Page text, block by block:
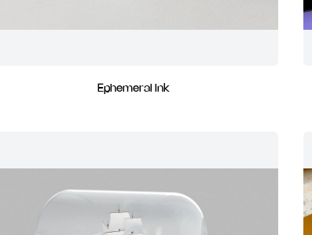
Ephemeral Ink